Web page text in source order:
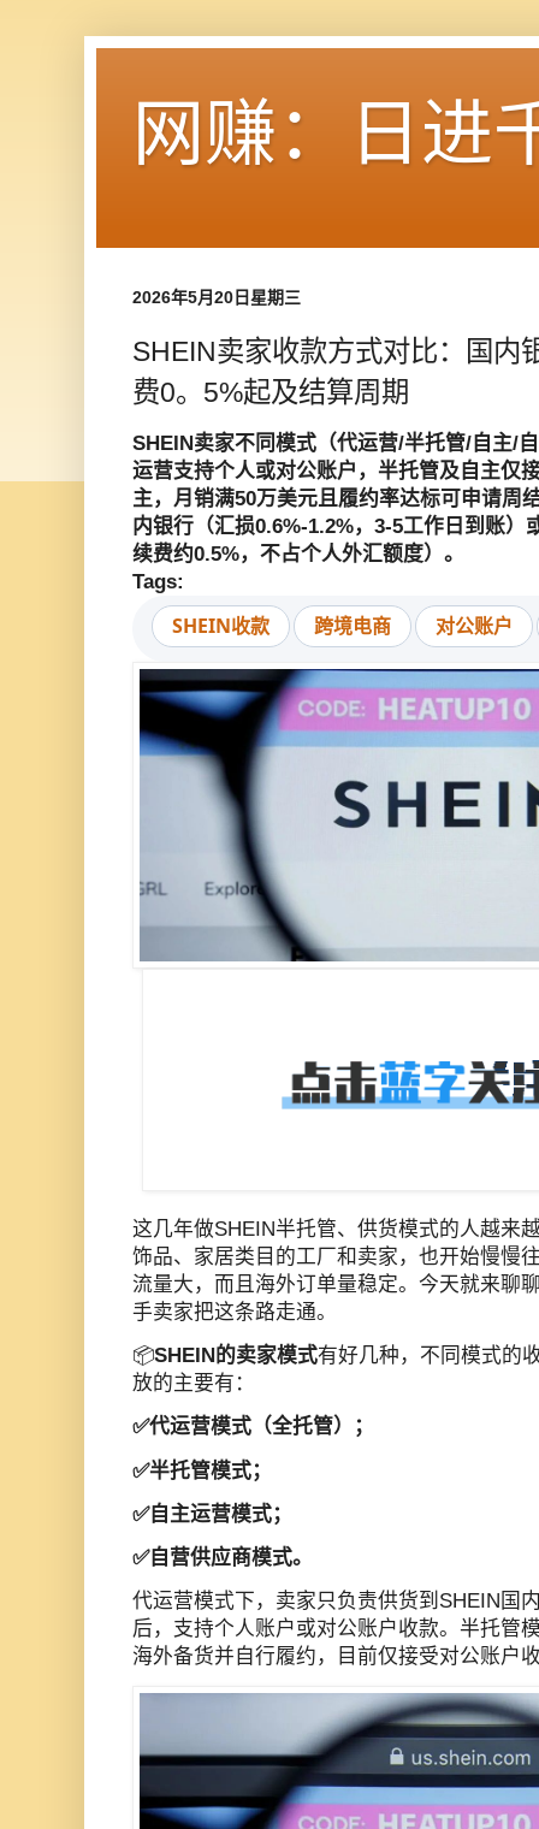
网赚：日进
2026年5月20日星期三
SHEIN卖家收款方式对比：国内
费0。5%起及结算周期
SHEIN卖家不同模式（代运营/半托管/自主/
运营支持个人或对公账户，半托管及自主仅
主，月销满50万美元且履约率达标可申请周
内银行（汇损0.6%-1.2%，3-5工作日到账
续费约0.5%，不占个人外汇额度）。
Tags:
SHEIN收款 跨境电商 对公账户
这几年做SHEIN半托管、供货模式的人越来
饰品、家居类目的工厂和卖家，也开始慢慢
流量大，而且海外订单量稳定。今天就来聊
手卖家把这条路走通。
📦SHEIN的卖家模式有好几种，不同模式的
放的主要有：
✅️代运营模式（全托管）；
✅️半托管模式；
✅️自主运营模式；
✅️自营供应商模式。
代运营模式下，卖家只负责供货到SHEIN国
后，支持个人账户或对公账户收款。半托管
海外备货并自行履约，目前仅接受对公账户